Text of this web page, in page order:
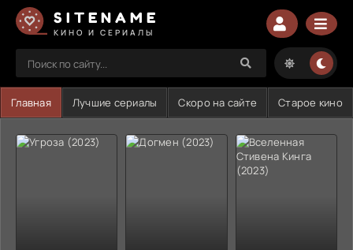
SITENAME
КИНО И СЕРИАЛЫ
Главная Лучшие сериалы Скоро на сайте Старое кино